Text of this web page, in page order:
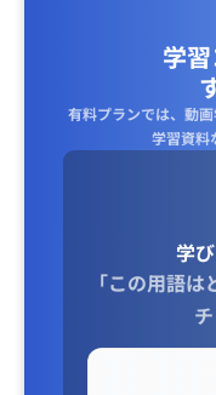
学
有料プランでは、動
学習資料
学
「この用語